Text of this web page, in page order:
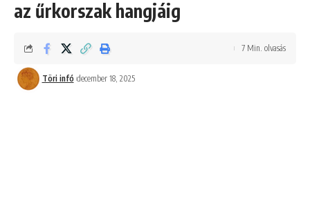
az űrkorszak hangjáig
Töri infó december 18, 2025
7 Min. olvasás